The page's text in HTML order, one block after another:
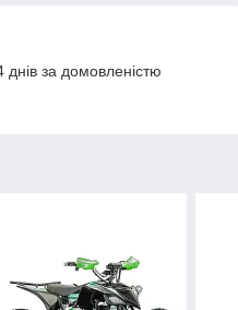
за домовленістю